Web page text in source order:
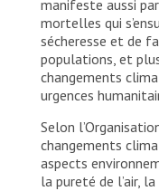
ongoing COVID-19
inflations. Many
for staple products.
team together with
distributed high-
as PlumpyNut to all
cholera treatment
600 patients and
the prevention and
important to quickly
manifeste aussi
mortelles qui
sécheresse et de
populations, et
changements
urgences
Selon
changements
aspects
la pureté de l’air,